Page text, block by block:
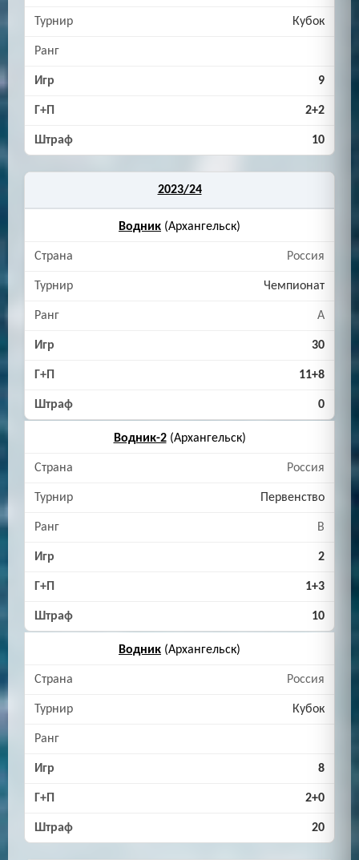
Кубок
9
2+2
10
2023/24
Водник (Архангельск)
Россия
Чемпионат
A
30
11+8
0
Водник-2(Архангельск)
Россия
Первенство
B
2
1+3
10
Водник (Архангельск)
Россия
Кубок
8
2+0
20